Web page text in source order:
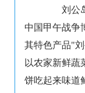
刘公岛
中国甲午战争
其特色产品"
以农家新鲜蔬
饼吃起来味道